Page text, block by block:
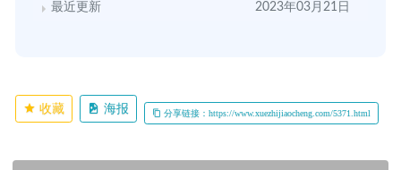
最近更新 2023年03月21日
收藏 海报 分享链接：https://www.xuezhijiaocheng.com/5371.html